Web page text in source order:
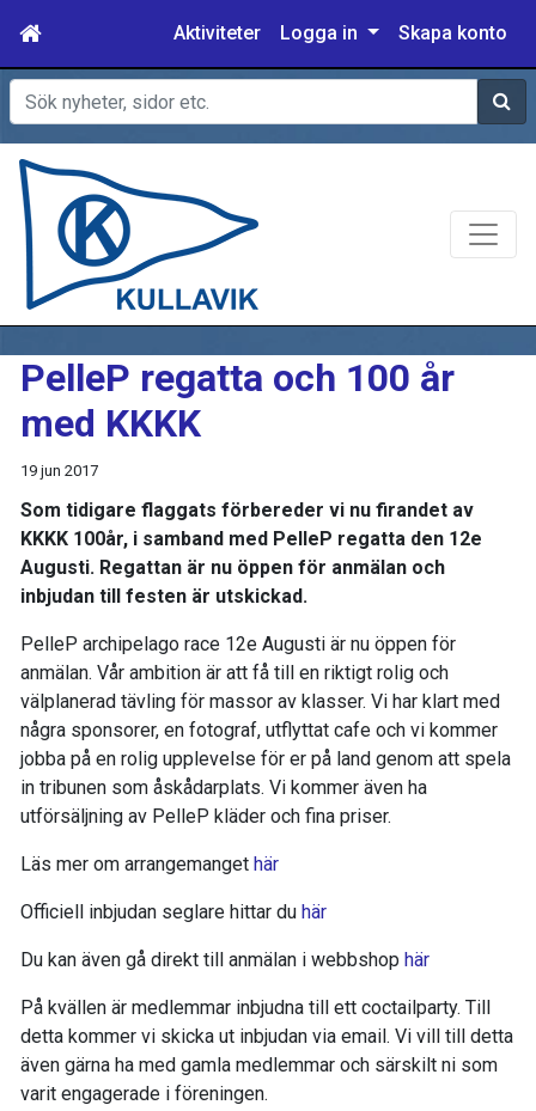
Aktiviteter Logga in Skapa konto
Sök
PelleP regatta och 100 år
med KKKK
19 jun 2017
Som tidigare flaggats förbereder vi nu firandet av
KKKK 100år, i samband med PelleP regatta den 12e
Augusti. Regattan är nu öppen för anmälan och
inbjudan till festen är utskickad.
PelleP archipelago race 12e Augusti är nu öppen för
anmälan. Vår ambition är att få till en riktigt rolig och
välplanerad tävling för massor av klasser. Vi har klart med
några sponsorer, en fotograf, utflyttat cafe och vi kommer
jobba på en rolig upplevelse för er på land genom att spela
in tribunen som åskådarplats. Vi kommer även ha
utförsäljning av PelleP kläder och fina priser.
Läs mer om arrangemanget här
Officiell inbjudan seglare hittar du här
Du kan även gå direkt till anmälan i webbshop här
På kvällen är medlemmar inbjudna till ett coctailparty. Till
detta kommer vi skicka ut inbjudan via email. Vi vill till detta
även gärna ha med gamla medlemmar och särskilt ni som
varit engagerade i föreningen.